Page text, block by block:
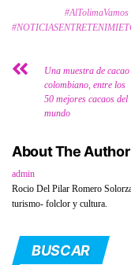
#AlTolimaVamos
Una muestra de cacao
colombiano, entre los
50 mejores cacaos del
mundo
About The Author
admin
Rocio Del Pilar Romero
turismo- folclor y cultura.
BUSCAR